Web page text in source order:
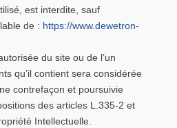
est interdite, sauf
de : https://www.dewetron-
du site ou de l’un
qu’il contient sera considérée
contrefaçon et poursuivie
des articles L.335-2 et
Intellectuelle.